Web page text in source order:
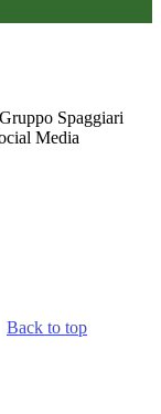
Spaggiari
Media
Back to top